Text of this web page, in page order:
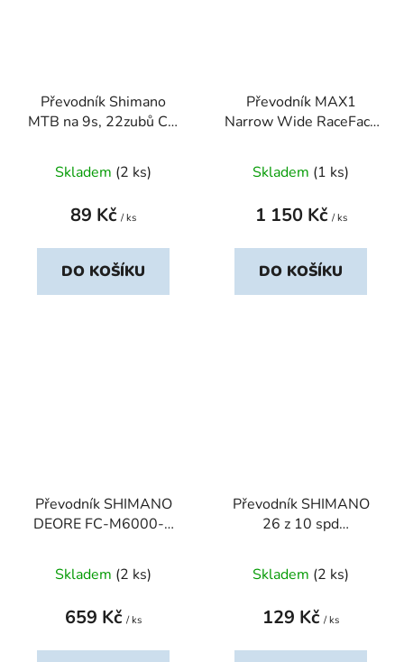
Převodník Shimano
MTB na 9s, 22zubů Cr-
Skladem (2 ks)
89 Kč / ks
DO KOŠÍKU
Převodník MAX1
Narrow Wide RaceFace
Skladem (1 ks)
1 150 Kč / ks
DO KOŠÍKU
Převodník SHIMANO
DEORE FC-M6000-2
dvojpřevodník BE pro
34-24 z
Skladem (2 ks)
659 Kč / ks
Převodník SHIMANO
26 z 10 spd
36-26 z černý
Skladem (2 ks)
129 Kč / ks